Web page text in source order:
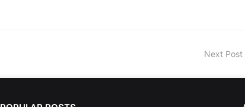
Next Post